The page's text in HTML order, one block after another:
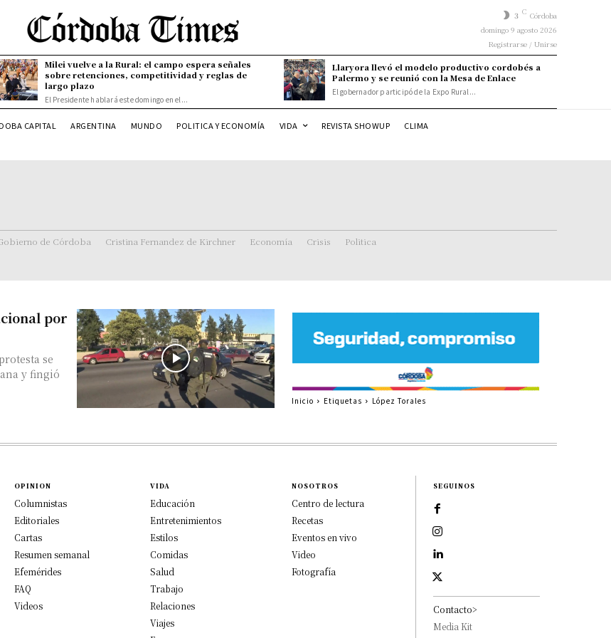
3 C Córdoba
domingo 9 agosto 2026
Registrarse / Unirse
Milei vuelve a la Rural: el campo espera señales
sobre retenciones, competitividad y reglas de
largo plazo
El Presidente hablará este domingo en el...
Llaryora llevó el modelo productivo cordobés a
Palermo y se reunió con la Mesa de Enlace
El gobernador participó de la Expo Rural...
CAPITAL ARGENTINA MUNDO POLITICA Y ECONOMÍA VIDA REVISTA SHOWUP CLIMA
de Córdoba Cristina Fernandez de Kirchner Economía Crisis Politica
por
se
y fingió
Inicio Etiquetas López Torales
OPINION
Columnistas
Editoriales
Cartas
Resumen semanal
Efemérides
FAQ
Videos
VIDA
Educación
Entretenimientos
Estilos
Comidas
Salud
Trabajo
Relaciones
Viajes
NOSOTROS
Centro de lectura
Recetas
Eventos en vivo
Video
Fotografía
SEGUINOS
Contacto>
Media Kit